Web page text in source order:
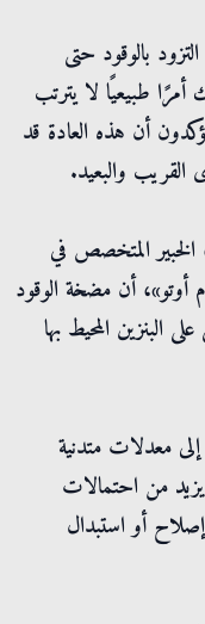
بالوقود حتى
أمرًا طبيعيًا لا يترتب
أن هذه العادة قد
القريب والبعيد.
المتخصص في
أوتو»، أن مضخة الوقود
البنزين المحيط بها
معدلات متدنية
من احتمالات
إصلاح أو استبدال